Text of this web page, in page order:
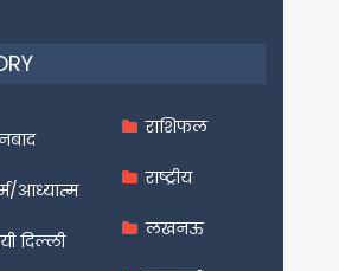
आध्यात्म
दिल्ली
राशिफल
राष्ट्रीय
लखनऊ